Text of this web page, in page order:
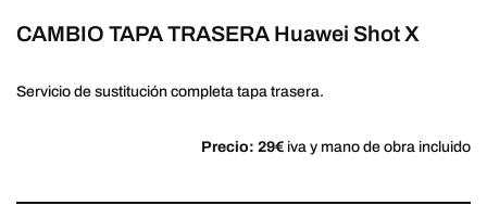
CAMBIO TAPA TRASERA Huawei Shot X
Servicio de sustitución completa tapa trasera.
Precio: 29€ iva y mano de obra incluido